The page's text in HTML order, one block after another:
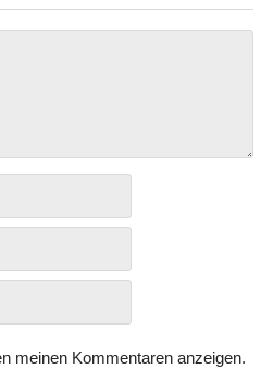
meinen Kommentaren anzeigen.